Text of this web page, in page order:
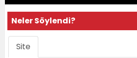
Neler Söylendi?
Site